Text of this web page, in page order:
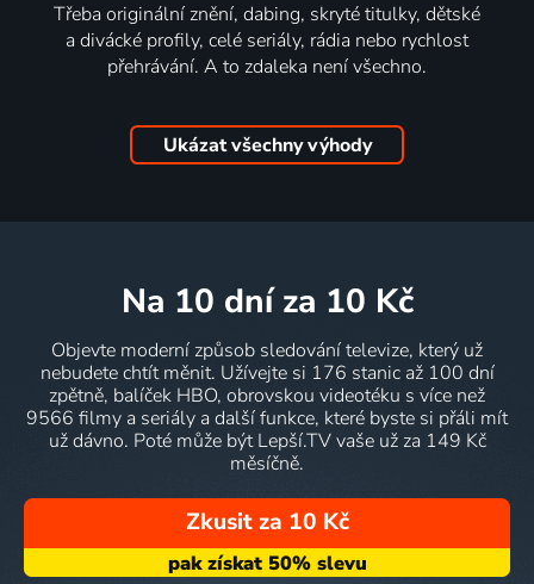
Třeba originální znění, dabing, skryté titulky, dětské
a divácké profily, celé seriály, rádia nebo rychlost
přehrávání. A to zdaleka není všechno.
Ukázat všechny výhody
na 10 dní za 10 Kč
Objevte moderní způsob sledování televize, který už
nebudete chtít měnit. Užívejte si 176 stanic až 100 dní
zpětně, balíček HBO, obrovskou videotéku s více než
9566 filmy a seriály a další funkce, které byste si přáli mít
už dávno. Poté může být Lepší.TV vaše už za 149 Kč
měsíčně.
Zkusit za 10 Kč